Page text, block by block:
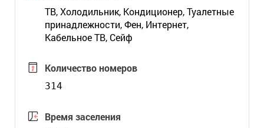
ТВ, Холодильник, Кондиционер, Туалетные
принадлежности, Фен, Интернет,
Кабельное ТВ, Сейф
Количество номеров
314
Время заселения